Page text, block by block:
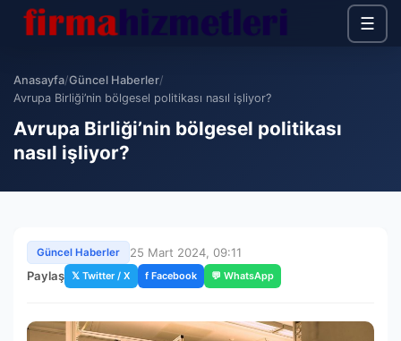
☰
Anasayfa/Güncel Haberler/
Avrupa Birliği’nin bölgesel politikası nasıl işliyor?
Avrupa Birliği’nin bölgesel politikası
nasıl işliyor?
Güncel Haberler
25 Mart 2024, 09:11
Paylaş 𝕏 Twitter / X f Facebook 💬 WhatsApp